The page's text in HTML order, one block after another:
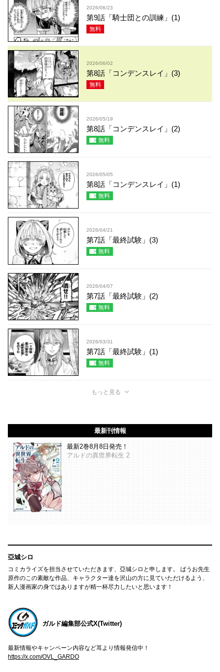
2026/06/23
第9話「騎士団との訓練」(1)
無料
2026/06/02
第8話「コンデンスレイ」(3)
無料
2026/05/19
第8話「コンデンスレイ」(2)
無料
2026/05/05
第8話「コンデンスレイ」(1)
無料
2026/04/21
第7話「最終試験」(3)
無料
2026/04/07
第7話「最終試験」(2)
無料
2026/03/31
第7話「最終試験」(1)
無料
もっと見る
最新刊情報
最新2巻8月8日発売！
アルドの異世界転生 2
亞城シロ
コミカライズを担当させていただきます、亞城シロと申します。 ばうお先生
原作のこの素敵な作品、キャラクター達を沢山の方に見ていただけるよう、
新人漫画家の身ではありますが精一杯尽力したいと思います！
ガルド編集部公式X(Twitter)
最新情報やキャンペーン内容など耳より情報発信中！
https://x.com/OVL_GARDO